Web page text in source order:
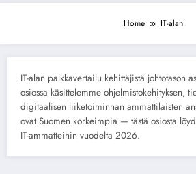
Home IT-alan
IT-alan palkkavertailu kehittäjistä johtotason
osiossa käsittelemme ohjelmistokehityksen,
digitaalisen liiketoiminnan ammattilaisten
ovat Suomen korkeimpia — tästä osiosta
IT-ammatteihin vuodelta 2026.